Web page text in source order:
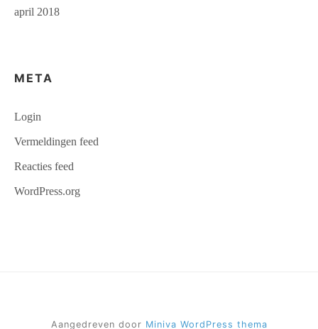
april 2018
META
Login
Vermeldingen feed
Reacties feed
WordPress.org
Aangedreven door Miniva WordPress thema